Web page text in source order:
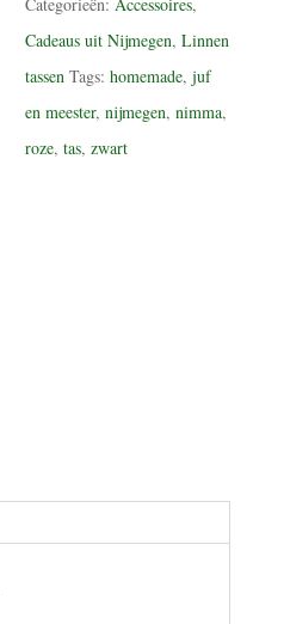
Cadeaus uit Nijmegen,Linnen
tassen Tags:homemade,juf
en meester,nijmegen,nimma,
roze,tas,zwart